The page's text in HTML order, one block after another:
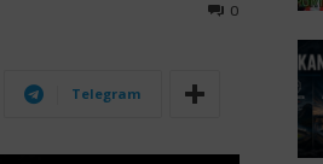
0
Telegram